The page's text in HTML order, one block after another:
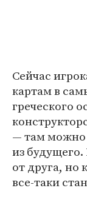
Сейчас
картам в
греческого
— там можно
из
от друга, но
все-таки